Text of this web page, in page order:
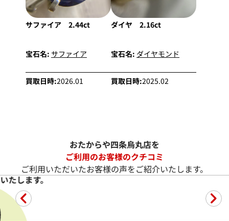
サファイア 2.44ct
宝石名: サファイア
買取日時:2026.01
ダイヤ 2.16ct
宝石名: ダイヤモンド
買取日時:2025.02
おたからや四条烏丸店を
ご利用のお客様のクチコミ
ご利用いただいたお客様の声をご紹介いたします。
たします。